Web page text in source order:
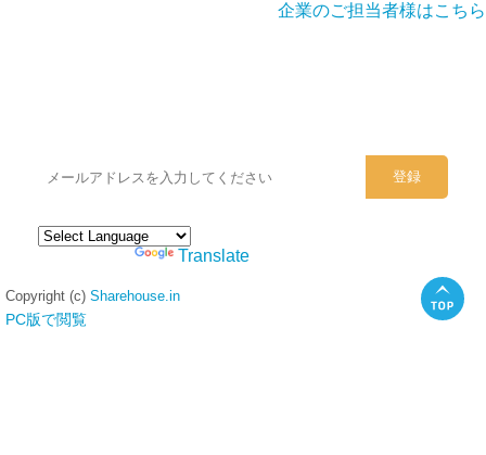
企業のご担当者様はこちら
Translate
Copyright (c) Sharehouse.in
PC版で閲覧